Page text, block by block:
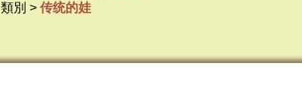
類別 >传统的娃